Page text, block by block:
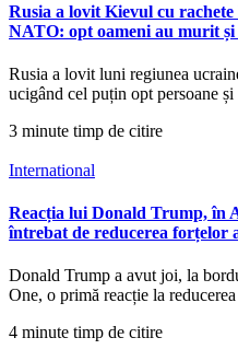
Rusia a lovit Kievul cu
NATO: opt oameni au murit
Rusia a lovit luni regiunea
ucigând cel puțin opt persoane
3 minute timp de citire
International
Reacția lui Donald Trump, în
întrebat de reducerea forțelor
Donald Trump a avut joi, la
One, o primă reacție la
4 minute timp de citire